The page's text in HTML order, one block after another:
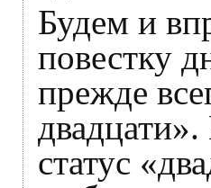
Будем и
повестку
прежде
статус